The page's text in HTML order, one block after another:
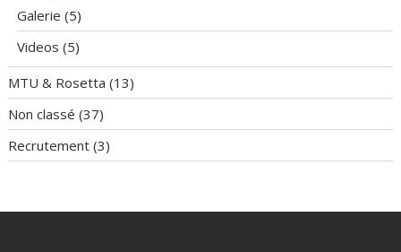
Galerie (5)
Videos (5)
MTU & Rosetta (13)
Non classé (37)
Recrutement (3)